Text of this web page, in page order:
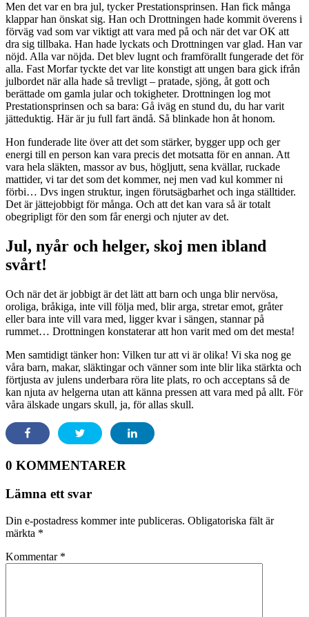
Men det var en bra jul, tycker Prestationsprinsen. Han fick många
klappar han önskat sig. Han och Drottningen hade kommit överens i
förväg vad som var viktigt att vara med på och när det var OK att
dra sig tillbaka. Han hade lyckats och Drottningen var glad. Han var
nöjd. Alla var nöjda. Det blev lugnt och framförallt fungerade det för
alla. Fast Morfar tyckte det var lite konstigt att ungen bara gick ifrån
julbordet när alla hade så trevligt – pratade, sjöng, åt gott och
berättade om gamla jular och tokigheter. Drottningen log mot
Prestationsprinsen och sa bara: Gå iväg en stund du, du har varit
jätteduktig. Här är ju full fart ändå. Så blinkade hon åt honom.
Hon funderade lite över att det som stärker, bygger upp och ger
energi till en person kan vara precis det motsatta för en annan. Att
vara hela släkten, massor av bus, högljutt, sena kvällar, ruckade
mattider, vi tar det som det kommer, nej men vad kul kommer ni
förbi… Dvs ingen struktur, ingen förutsägbarhet och inga ställtider.
Det är jättejobbigt för många. Och att det kan vara så är totalt
obegripligt för den som får energi och njuter av det.
Jul, nyår och helger, skoj men ibland
svårt!
Och när det är jobbigt är det lätt att barn och unga blir nervösa,
oroliga, bråkiga, inte vill följa med, blir arga, stretar emot, gråter
eller bara inte vill vara med, ligger kvar i sängen, stannar på
rummet… Drottningen konstaterar att hon varit med om det mesta!
Men samtidigt tänker hon: Vilken tur att vi är olika! Vi ska nog ge
våra barn, makar, släktingar och vänner som inte blir lika stärkta och
förtjusta av julens underbara röra lite plats, ro och acceptans så de
kan njuta av helgerna utan att känna pressen att vara med på allt. För
våra älskade ungars skull, ja, för allas skull.
0 KOMMENTARER
Lämna ett svar
Din e-postadress kommer inte publiceras. Obligatoriska fält är
märkta *
Kommentar *